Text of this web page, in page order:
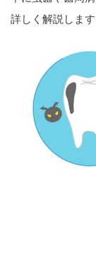
詳しく解説します